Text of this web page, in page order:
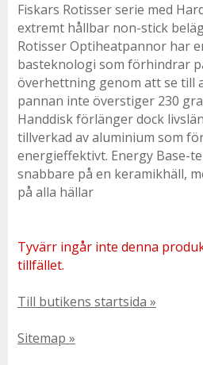
Fiskars Rotisser serie med
extremt hållbar non-stick
Rotisser Optiheatpannor har
basteknologi som förhindrar
överhettning genom att se till
pannan inte överstiger 230
Handdisk förlänger dock
tillverkad av aluminium som
energieffektivt. Energy Base-
snabbare på en keramikhäll,
på alla hällar
Tyvärr ingår inte denna
tillfället.
Till butikens startsida »
Sitemap »